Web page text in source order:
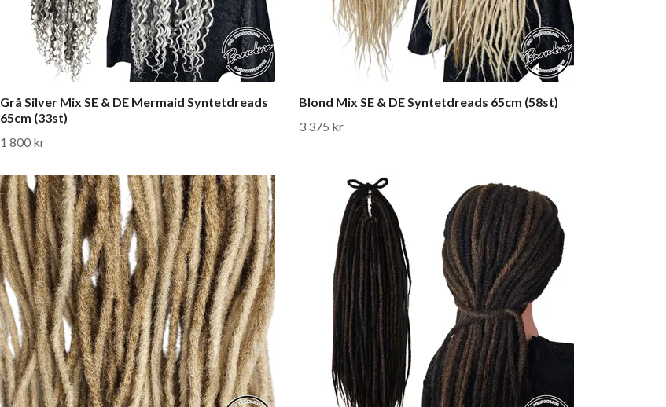
Grå Silver Mix SE & DE Mermaid Syntetdreads
65cm (33st)
1 800 kr
Blond Mix SE & DE Syntetdreads 65cm (58st)
3 375 kr